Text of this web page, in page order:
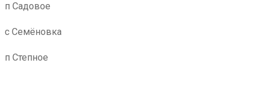
п Садовое
с Семёновка
п Степное